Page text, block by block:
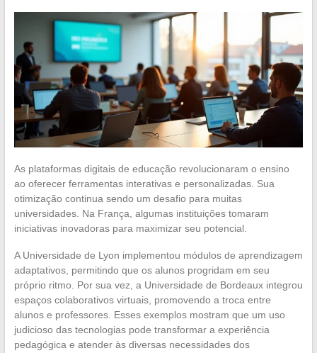
As plataformas digitais de educação revolucionaram o ensino
ao oferecer ferramentas interativas e personalizadas. Sua
otimização continua sendo um desafio para muitas
universidades. Na França, algumas instituições tomaram
iniciativas inovadoras para maximizar seu potencial.
A Universidade de Lyon implementou módulos de aprendizagem
adaptativos, permitindo que os alunos progridam em seu
próprio ritmo. Por sua vez, a Universidade de Bordeaux integrou
espaços colaborativos virtuais, promovendo a troca entre
alunos e professores. Esses exemplos mostram que um uso
judicioso das tecnologias pode transformar a experiência
pedagógica e atender às diversas necessidades dos